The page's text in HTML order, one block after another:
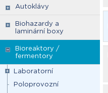
Autoklávy
Biohazardy a
laminární boxy
Bioreaktory /
fermentory
Laboratorní
Poloprovozní